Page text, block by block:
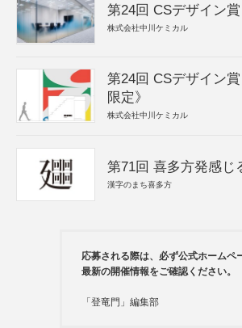
第24回 CSデザイン
株式会社中川ケミカル
第24回 CSデザイン
限定》
株式会社中川ケミカル
第71回 喜多方発感じ
漢字のまち喜多方
応募される際は、必ず公式ホームペ
最新の開催情報をご確認ください。
「登竜門」編集部